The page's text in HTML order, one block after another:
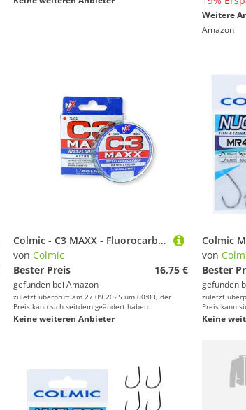
Weitere
Amazon
Colmic - C3 MAXX - Fluorocarbon 100% Extra Strong 50m - unsichtbar im Wasser, hohe Abriebfestigkeit, sehr gute Knotenfestigkeit - Made in Japan - Kompaktspule (Durchmesser 0,103)
von Colmic
Bester Preis
16,75 €
gefunden bei Amazon
zuletzt überprüft am 27.09.2025 um 00:03; der
Preis kann sich seitdem geändert haben.
Keine weiteren Anbieter
von
Bester
gefunden
zuletzt
Preis kann
Keine